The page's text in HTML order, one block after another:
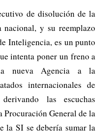
de disolución de la
nacional, y su reemplazo
Inteligencia, es un punto
intenta poner un freno a
nueva Agencia a la
internacionales de
las escuchas
Procuración General de la
la SI se debería sumar la